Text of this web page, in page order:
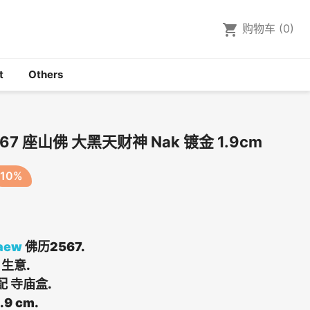
shopping_cart 购物车 (0)
Others
座山佛 大黑天财神 Nak 镀金 1.9cm
佛历2567.
意.
寺庙盒.
cm.